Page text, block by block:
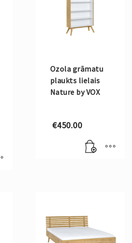
Ozola grāmatu
plaukts lielais
Nature by VOX
€450.00